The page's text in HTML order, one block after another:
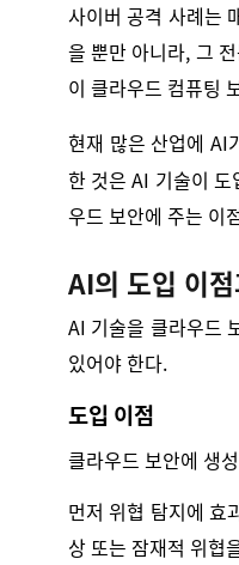
사이버 공격 사례는
을 뿐만 아니라, 그
이 클라우드 컴퓨팅
현재 많은 산업에 AI
한 것은 AI 기술이
우드 보안에 주는 이
AI의 도입 이
AI 기술을 클라우드
있어야 한다.
도입 이점
클라우드 보안에 생
먼저 위협 탐지에 효
상 또는 잠재적 위협